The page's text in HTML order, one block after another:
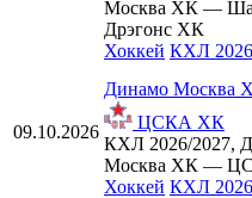
Москва ХК —
Дрэгонс ХК
Хоккей КХЛ
09.10.2026
Динамо Москва
ЦСКА ХК
КХЛ 2026/2027,
Москва ХК —
Хоккей КХЛ